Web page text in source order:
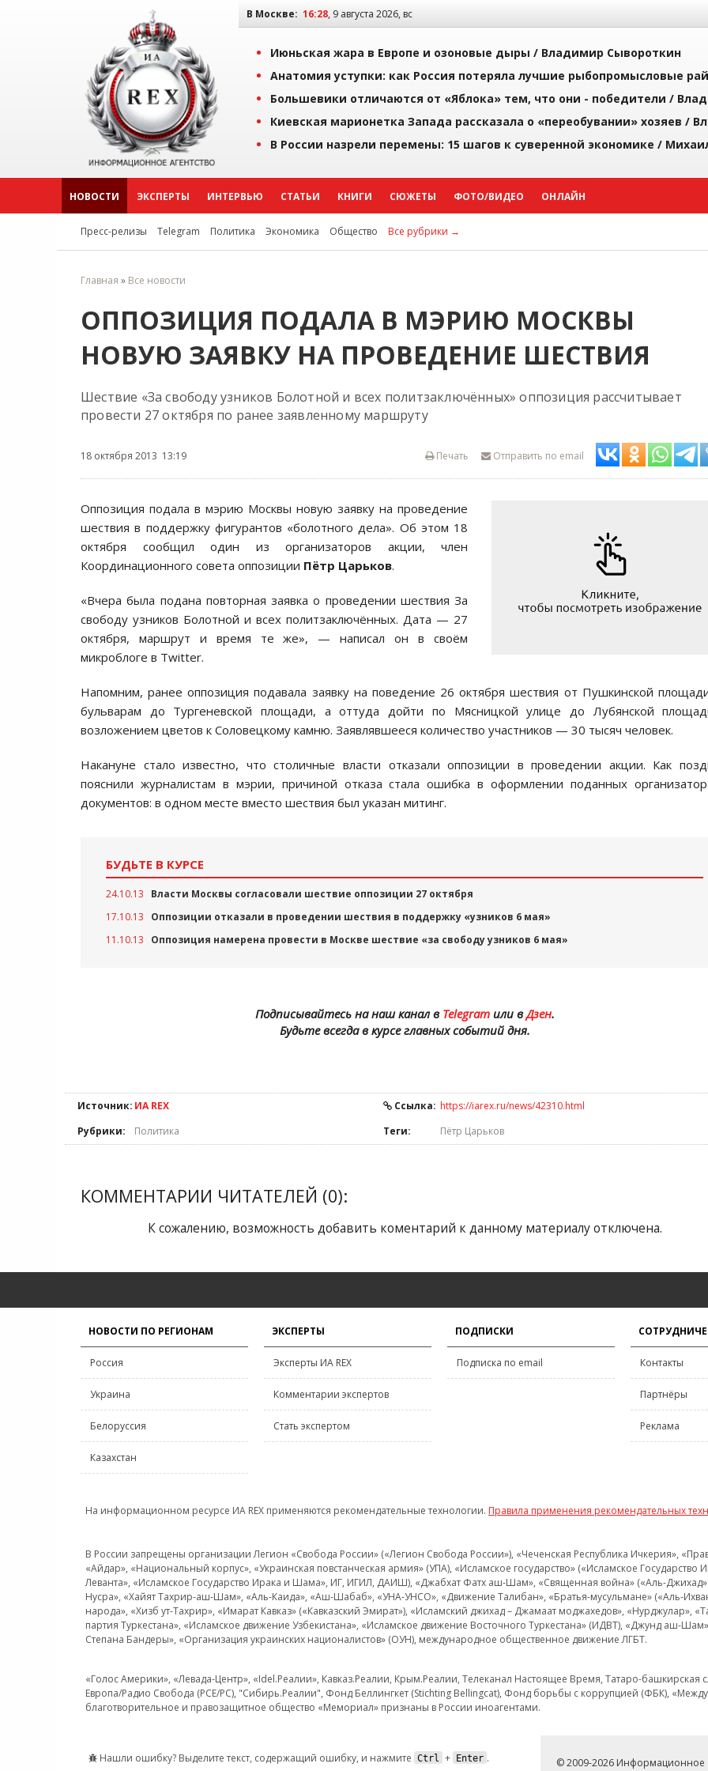
В Москве: 16:28, 9 августа 2026, вс
Июньская жара в Европе и озоновые дыры / Владимир Сывороткин
Анатомия уступки: как Россия потеряла лучшие рыбопромысловые
Большевики отличаются от «Яблока» тем, что они - победители /
Киевская марионетка Запада рассказала о «переобувании» хозяев /
В России назрели перемены: 15 шагов к суверенной экономике /
НОВОСТИ ЭКСПЕРТЫ ИНТЕРВЬЮ СТАТЬИ КНИГИ СЮЖЕТЫ ФОТО/ВИДЕО ОНЛАЙН
Пресс-релизы Telegram Политика Экономика Общество Все рубрики →
Главная » Все новости
ОППОЗИЦИЯ ПОДАЛА В МЭРИЮ МОСКВЫ
НОВУЮ ЗАЯВКУ НА ПРОВЕДЕНИЕ ШЕСТВИЯ
Шествие «За свободу узников Болотной и всех политзаключённых» оппозиция рассчитывает
провести 27 октября по ранее заявленному маршруту
18 октября 2013 13:19 Отправить по email
Печать
Оппозиция подала в мэрию Москвы новую заявку на проведение
шествия в поддержку фигурантов «болотного дела». Об этом 18
октября сообщил один из организаторов акции, член
Координационного совета оппозиции Пётр Царьков.
«Вчера была подана повторная заявка о проведении шествия За
свободу узников Болотной и всех политзаключённых. Дата — 27
октября, маршрут и время те же», — написал он в своём
микроблоге в Twitter.
Напомним, ранее оппозиция подавала заявку на поведение 26 октября шествия от Пушкинской
бульварам до Тургеневской площади, а оттуда дойти по Мясницкой улице до Лубянской
возложением цветов к Соловецкому камню. Заявлявшееся количество участников — 30 тысяч человек.
Накануне стало известно, что столичные власти отказали оппозиции в проведении акции. Как
пояснили журналистам в мэрии, причиной отказа стала ошибка в оформлении поданных
документов: в одном месте вместо шествия был указан митинг.
БУДЬТЕ В КУРСЕ
24.10.13
Власти Москвы согласовали шествие оппозиции 27 октября
17.10.13
Оппозиции отказали в проведении шествия в поддержку «узников 6 мая»
11.10.13
Оппозиция намерена провести в Москве шествие «за свободу узников 6 мая»
Подписывайтесь на наш канал в Telegramили вДзен.
Будьте всегда в курсе главных событий дня.
Источник: ИА REX Ссылка: https://iarex.ru/news/42310.html
Рубрики:
Политика Теги: Пётр Царьков
КОММЕНТАРИИ ЧИТАТЕЛЕЙ (0):
К сожалению, возможность добавить коментарий к данному материалу отключена.
НОВОСТИ ПО РЕГИОНАМ
Россия
Украина
Белоруссия
Казахстан
ЭКСПЕРТЫ
Эксперты ИА REX
Комментарии экспертов
Стать экспертом
ПОДПИСКИ
Подписка по email Контакты
Партнёры
Реклама
На информационном ресурсе ИА REX применяются рекомендательные технологии. Правила применения рекомендательных
В России запрещены организации Легион «Свобода России» («Легион Свобода России»), «Чеченская Республика Ичкерия»,
«Айдар», «Национальный корпус», «Украинская повстанческая армия» (УПА), «Исламское государство» («Исламское
Леванта», «Исламское Государство Ирака и Шама», ИГ, ИГИЛ, ДАИШ), «Джабхат Фатх аш-Шам», «Священная война» («Аль-Джихад»
Нусра», «Хайят Тахрир-аш-Шам», «Аль-Каида», «Аш-Шабаб», «УНА-УНСО», «Движение Талибан», «Братья-мусульмане» («Аль-
народа», «Хизб ут-Тахрир», «Имарат Кавказ» («Кавказский Эмират»), «Исламский джихад – Джамаат моджахедов», «Нурджулар»,
партия Туркестана», «Исламское движение Узбекистана», «Исламское движение Восточного Туркестана» (ИДВТ), «Джунд аш-
Степана Бандеры», «Организация украинских националистов» (ОУН), международное общественное движение ЛГБТ.
«Голос Америки», «Левада-Центр», «Idel.Реалии», Кавказ.Реалии, Крым.Реалии, Телеканал Настоящее Время, Татаро-
Европа/Радио Свобода (PCE/PC), "Сибирь.Реалии", Фонд Беллингкет (Stichting Bellingcat), Фонд борьбы с коррупцией (ФБК),
благотворительное и правозащитное общество «Мемориал» признаны в России иноагентами.
Нашли ошибку? Выделите текст, содержащий ошибку, и нажмите Ctrl + Enter .
© 2009-2026 Информационное